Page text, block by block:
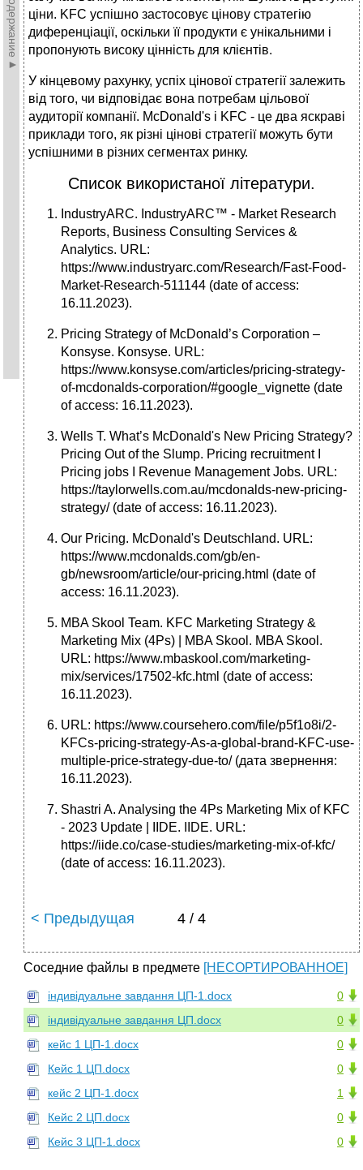
►Содержание►
ціни. KFC успішно застосовує цінову стратегію
диференціації, оскільки її продукти є унікальними і
пропонують високу цінність для клієнтів.
У кінцевому рахунку, успіх цінової стратегії залежить
від того, чи відповідає вона потребам цільової
аудиторії компанії. McDonald's і KFC - це два яскраві
приклади того, як різні цінові стратегії можуть бути
успішними в різних сегментах ринку.
Список використаної літератури.
IndustryARC. IndustryARC™ - Market Research
Reports, Business Consulting Services &
Analytics. URL:
https://www.industryarc.com/Research/Fast-Food-
Market-Research-511144 (date of access:
16.11.2023).
Pricing Strategy of McDonald’s Corporation –
Konsyse. Konsyse. URL:
https://www.konsyse.com/articles/pricing-strategy-
of-mcdonalds-corporation/#google_vignette (date
of access: 16.11.2023).
Wells T. What’s McDonald's New Pricing Strategy?
Pricing Out of the Slump. Pricing recruitment I
Pricing jobs I Revenue Management Jobs. URL:
https://taylorwells.com.au/mcdonalds-new-pricing-
strategy/ (date of access: 16.11.2023).
Our Pricing. McDonald's Deutschland. URL:
https://www.mcdonalds.com/gb/en-
gb/newsroom/article/our-pricing.html (date of
access: 16.11.2023).
MBA Skool Team. KFC Marketing Strategy &
Marketing Mix (4Ps) | MBA Skool. MBA Skool.
URL: https://www.mbaskool.com/marketing-
mix/services/17502-kfc.html (date of access:
16.11.2023).
URL: https://www.coursehero.com/file/p5f1o8i/2-
KFCs-pricing-strategy-As-a-global-brand-KFC-use-
multiple-price-strategy-due-to/ (дата звернення:
16.11.2023).
Shastri A. Analysing the 4Ps Marketing Mix of KFC
- 2023 Update | IIDE. IIDE. URL:
https://iide.co/case-studies/marketing-mix-of-kfc/
(date of access: 16.11.2023).
< Предыдущая 4 / 4
Соседние файлы в предмете [НЕСОРТИРОВАННОЕ]
0
індивідуальне завдання ЦП-1.docx
0
індивідуальне завдання ЦП.docx
0
кейс 1 ЦП-1.docx
0
Кейс 1 ЦП.docx
1
кейс 2 ЦП-1.docx
0
Кейс 2 ЦП.docx
0
Кейс 3 ЦП-1.docx